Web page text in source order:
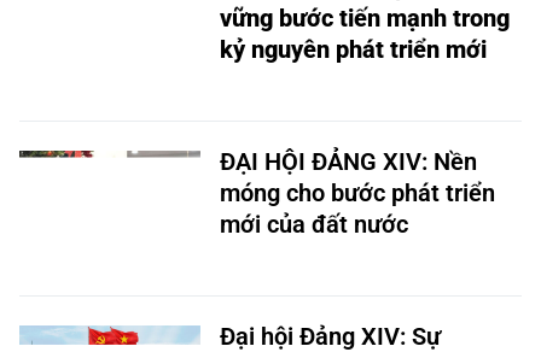
vững bước tiến mạnh trong
kỷ nguyên phát triển mới
ĐẠI HỘI ĐẢNG XIV: Nền
móng cho bước phát triển
mới của đất nước
Đại hội Đảng XIV: Sự